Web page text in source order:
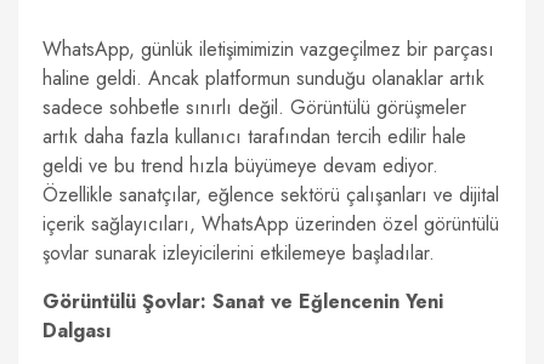
WhatsApp, günlük iletişimimizin vazgeçilmez bir parçası
haline geldi. Ancak platformun sunduğu olanaklar artık
sadece sohbetle sınırlı değil. Görüntülü görüşmeler
artık daha fazla kullanıcı tarafından tercih edilir hale
geldi ve bu trend hızla büyümeye devam ediyor.
Özellikle sanatçılar, eğlence sektörü çalışanları ve dijital
içerik sağlayıcıları, WhatsApp üzerinden özel görüntülü
şovlar sunarak izleyicilerini etkilemeye başladılar.
Görüntülü Şovlar: Sanat ve Eğlencenin Yeni
Dalgası